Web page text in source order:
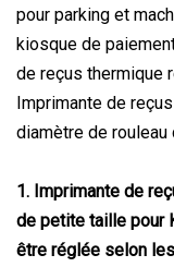
pour parking et
kiosque de
de reçus thermique
Imprimante de
diamètre de
1. Imprimante de
de petite taille pour
être réglée selon